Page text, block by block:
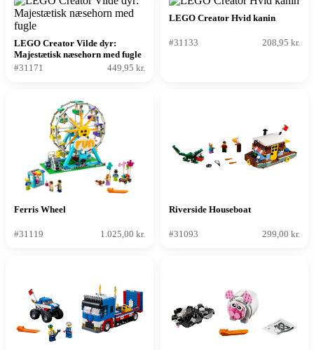
LEGO Creator Vilde dyr:
Majestætisk næsehorn med fugle
#31171
449,95 kr.
LEGO Creator Hvid kanin
#31133 208,95 kr.
Ferris Wheel
#31119 1.025,00 kr.
Riverside Houseboat
#31093 299,00 kr.